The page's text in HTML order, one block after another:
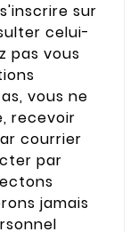
sur
celui-
pas vous
vous ne
recevoir
courrier
par
jamais